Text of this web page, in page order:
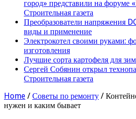
город» представили на
Строительная газета
Преобразователи напряжения
виды и применение
Электрокотел своими руками:
изготовления
Лучшие сорта картофеля для
Сергей Собянин открыл
Строительная газета
Home / Советы по ремонту /
нужен и каким бывает